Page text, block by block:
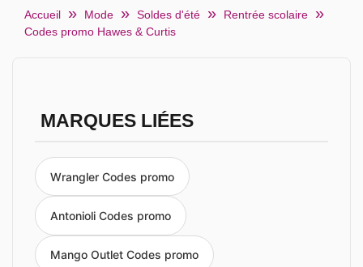
Accueil Mode Soldes d'été
Rentrée scolaire
Codes promo Hawes & Curtis
MARQUES LIÉES
Wrangler Codes promo
Antonioli Codes promo
Mango Outlet Codes promo